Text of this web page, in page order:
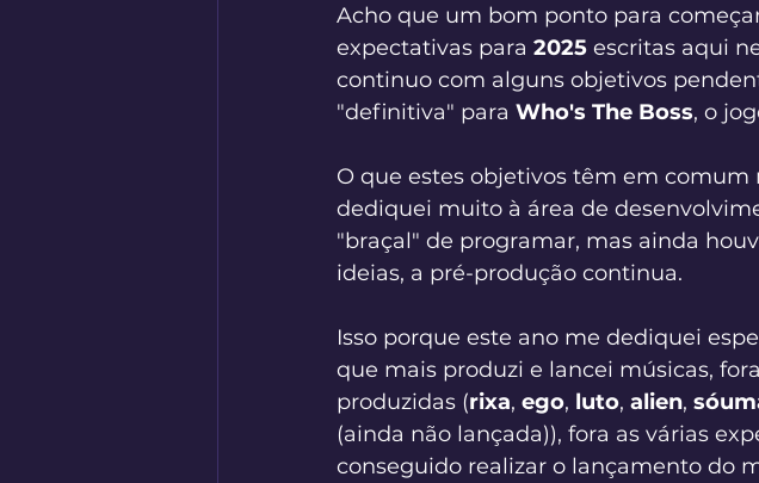
Acho que um bom ponto para
expectativas para 2025 escritas aqui
continuo com alguns objetivos
"definitiva" para Who's The Boss, o
O que estes objetivos têm em
dediquei muito à área de
"braçal" de programar, mas ainda
ideias, a pré-produção continua.
Isso porque este ano me dediquei
que mais produzi e lancei músicas,
produzidas (rixa, ego, luto, alien,
(ainda não lançada)), fora as várias
conseguido realizar o lançamento do